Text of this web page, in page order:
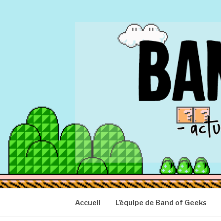
BAND OF
Actu Geek d'hier et d'aujourd'hui
Accueil L’équipe de Band of Geeks